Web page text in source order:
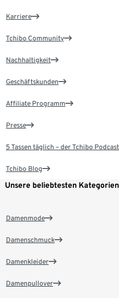
Karriere
Tchibo Community
Nachhaltigkeit
Geschäftskunden
Affiliate Programm
Presse
5 Tassen täglich – der Tchibo Podcast
Tchibo Blog
Unsere beliebtesten Kategorien
Damenmode
Damenschmuck
Damenkleider
Damenpullover